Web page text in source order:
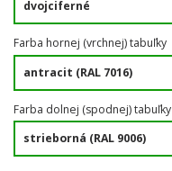
Farba hornej (vrchnej) tabuľky
Farba dolnej (spodnej) tabuľky